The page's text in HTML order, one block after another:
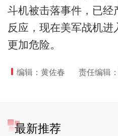
斗机被击落事件，已经
反应，现在美军战机
更加危险。
编辑：黄佐春 责任编辑
最新推荐